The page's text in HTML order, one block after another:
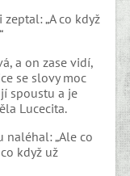
„A co když
a on zase vidí,
se slovy moc
spoustu a je
Lucecita.
naléhal: „Ale co
když už